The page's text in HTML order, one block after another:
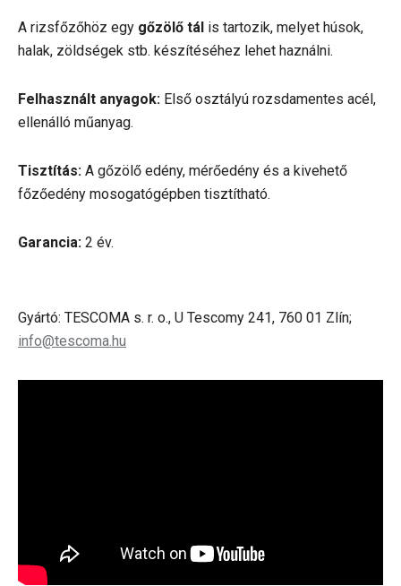
A rizsfőzőhöz egy gőzölő tál is tartozik, melyet húsok,
halak, zöldségek stb. készítéséhez lehet haználni.
Felhasznált anyagok: Első osztályú rozsdamentes acél,
ellenálló műanyag.
Tisztítás: A gőzölő edény, mérőedény és a kivehető
főzőedény mosogatógépben tisztítható.
Garancia: 2 év.
Gyártó: TESCOMA s. r. o., U Tescomy 241, 760 01 Zlín;
info@tescoma.hu